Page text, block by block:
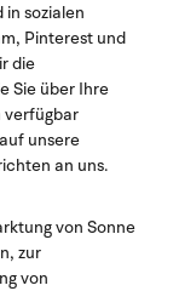
sozialen
Pinterest und
die
Sie über Ihre
verfügbar
unsere
an uns.
von Sonne
zur
von